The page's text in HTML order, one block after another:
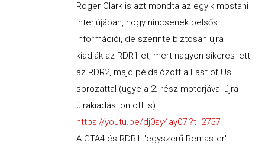
Roger Clark is azt mondta az egyik mostani
interjújában, hogy nincsenek belsős
információi, de szerinte biztosan újra
kiadják az RDR1-et, mert nagyon sikeres lett
az RDR2, majd példálózott a Last of Us
sorozattal (ugye a 2. rész motorjával újra-
újrakiadás jön ott is).
https://youtu.be/dj0sy4ay07I?t=2757
A GTA4 és RDR1 "egyszerű Remaster"